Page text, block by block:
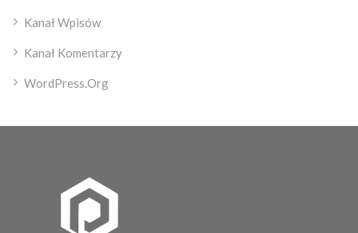
Kanał Wpisów
Kanał Komentarzy
WordPress.org